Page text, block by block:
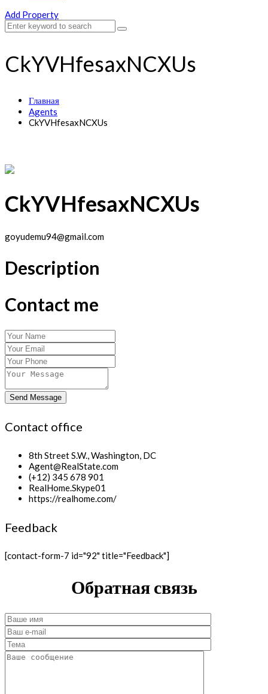
Add Property
CkYVHfesaxNCXUs
Главная
Agents
CkYVHfesaxNCXUs
CkYVHfesaxNCXUs
goyudemu94@gmail.com
Description
Contact me
Send Message
Contact office
8th Street S.W., Washington, DC
Agent@RealState.com
(+12) 345 678 901
RealHome.Skype01
https://realhome.com/
Feedback
[contact-form-7 id="92" title="Feedback"]
Обратная связь